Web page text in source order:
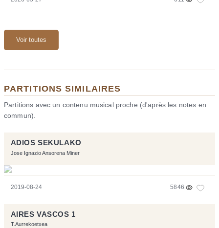
Voir toutes
PARTITIONS SIMILAIRES
Partitions avec un contenu musical proche (d'après les notes en
commun).
ADIOS SEKULAKO
Jose Ignazio Ansorena Miner
2019-08-24 5846
AIRES VASCOS 1
T.Aurrekoetxea